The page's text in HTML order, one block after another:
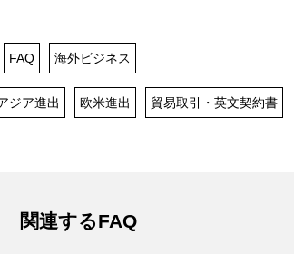
FAQ 海外ビジネス
ジア進出 欧米進出 貿易取引・英文契約書
関連するFAQ